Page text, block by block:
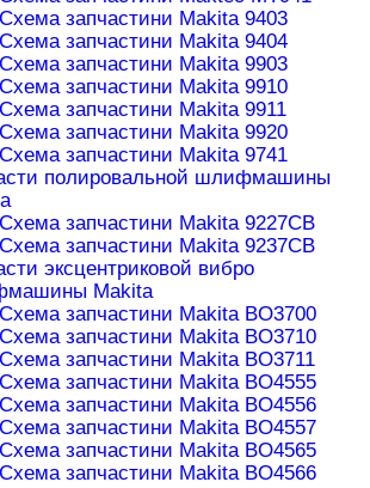
Схема запчастини Makita 9403
Схема запчастини Makita 9404
Схема запчастини Makita 9903
Схема запчастини Makita 9910
Схема запчастини Makita 9911
Схема запчастини Makita 9920
Схема запчастини Makita 9741
полировальной шлифмашины
Схема запчастини Makita 9227CB
Схема запчастини Makita 9237CB
эксцентриковой вибро
Makita
Схема запчастини Makita BO3700
Схема запчастини Makita BO3710
Схема запчастини Makita BO3711
Схема запчастини Makita BO4555
Схема запчастини Makita BO4556
Схема запчастини Makita BO4557
Схема запчастини Makita BO4565
Схема запчастини Makita BO4566